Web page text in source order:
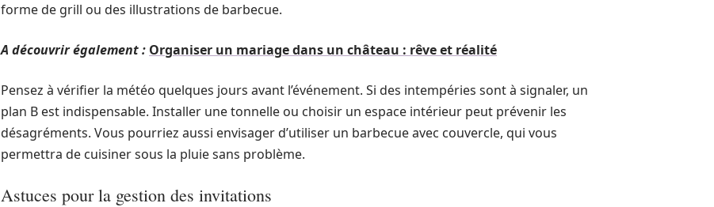
forme de grill ou des illustrations de barbecue.
A découvrir également : Organiser un mariage dans un château : rêve et réalité
Pensez à vérifier la météo quelques jours avant l’événement. Si des intempéries sont à signaler, un
plan B est indispensable. Installer une tonnelle ou choisir un espace intérieur peut prévenir les
désagréments. Vous pourriez aussi envisager d’utiliser un barbecue avec couvercle, qui vous
permettra de cuisiner sous la pluie sans problème.
Astuces pour la gestion des invitations